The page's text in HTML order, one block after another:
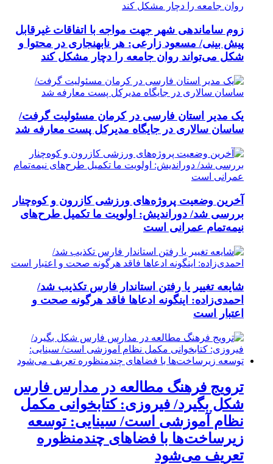
زوم ساماندهی شهر جهت مواجه با اتفاقات غیرقابل
پیش بینی/ مسعود زارعی: هر نابهنجاری در محتوا و
شکل می‌تواند روان جامعه را دچار مشکل کند
یک مدیر استان فارسی در کرمان مسئولیت گرفت/
ساسان سالاری در جایگاه مدیرکل پست معارفه شد
آخرین وضعیت پروژه‌های ورزشی کازرون و کوه‌چنار
بررسی شد/ دوراندیش: اولویت ما تکمیل طرح‌های
نیمه‌تمام عمرانی است
شایعه تغییر یا رفتن استاندار فارس تکذیب شد/
احمدی‌زاده: اینگونه ادعاها فاقد هرگونه صحت و
اعتبار است
ترویج فرهنگ مطالعه در مدارس فارس
شکل بگیرد/ فیروزی: کتابخوانی مکمل
نظام آموزشی است/ سینایی: توسعه
زیرساخت‌ها با فضاهای چندمنظوره
تعریف می‌شود